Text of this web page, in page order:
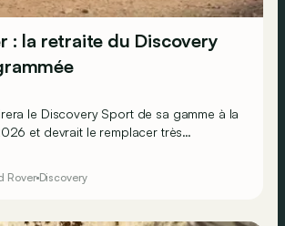
: la retraite du Discovery
le Discovery Sport de sa gamme à la
et devrait le remplacer très
Rover Discovery